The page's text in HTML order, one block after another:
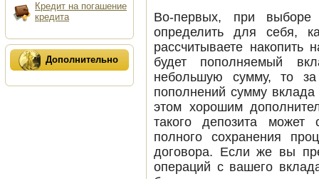
Во-первых, при
определить для себя,
рассчитываете накопить
будет пополняемый
небольшую сумму, то за
пополнений сумму
этом хорошим
такого депозита может
полного сохранения
договора. Если же вы
операций с вашего
кредит на погашение
кредита
Дополнительно